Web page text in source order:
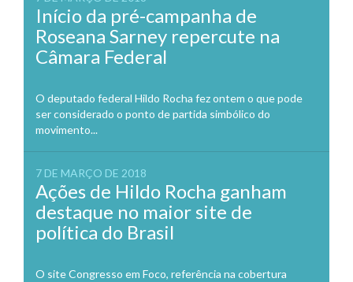
Início da pré-campanha de
Roseana Sarney repercute na
Câmara Federal
O deputado federal Hildo Rocha fez ontem o que pode
ser considerado o ponto de partida simbólico do
movimento...
7 DE MARÇO DE 2018
Ações de Hildo Rocha ganham
destaque no maior site de
política do Brasil
O site Congresso em Foco, referência na cobertura